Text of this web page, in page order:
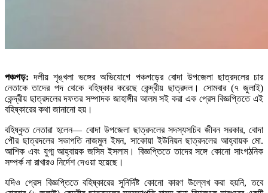
পঞ্চগড়: দলীয় শৃঙ্খলা ভঙ্গের অভিযোগে পঞ্চগড়ের বোদা উপজেলা ছাত্রদলের চার
নেতাকে তাদের পদ থেকে বহিষ্কার করেছে কেন্দ্রীয় ছাত্রদল। সোমবার (৭ জুলাই)
কেন্দ্রীয় ছাত্রদলের দফতর সম্পাদক জাহাঙ্গীর আলম সই করা এক প্রেস বিজ্ঞপ্তিতে এই
বহিষ্কারের কথা জানানো হয়।
বহিষ্কৃত নেতারা হলেন— বোদা উপজেলা ছাত্রদলের সদস্যসচিব জীবন সরকার, বোদা
পৌর ছাত্রদলের সভাপতি নাজমুল ইমন, সাকোয়া ইউনিয়ন ছাত্রদলের আহ্বায়ক মো.
আশিক এবং যুগ্ম আহ্বায়ক জসিম ইসলাম। বিজ্ঞপ্তিতে তাদের সঙ্গে কোনো সাংগঠনিক
সম্পর্ক না রাখারও নির্দেশ দেওয়া হয়েছে।
যদিও প্রেস বিজ্ঞপ্তিতে বহিষ্কারের সুনির্দিষ্ট কোনো কারণ উল্লেখ করা হয়নি, তবে